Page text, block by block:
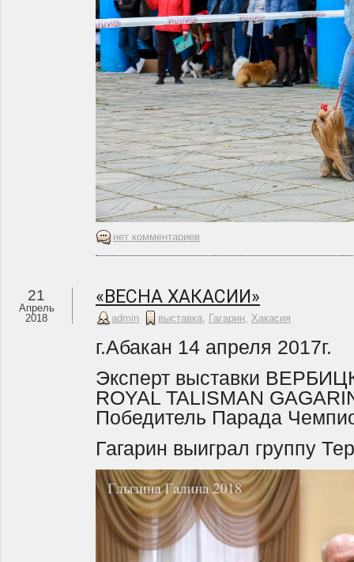
нет комментариев
21
Апрель
2018
«ВЕСНА ХАКАСИИ»
admin выставка, Гагарин, Хакасия
г.Абакан 14 апреля 2017г.
Эксперт выставки
ROYAL TALISMAN
Победитель Парада
Гагарин выиграл группу